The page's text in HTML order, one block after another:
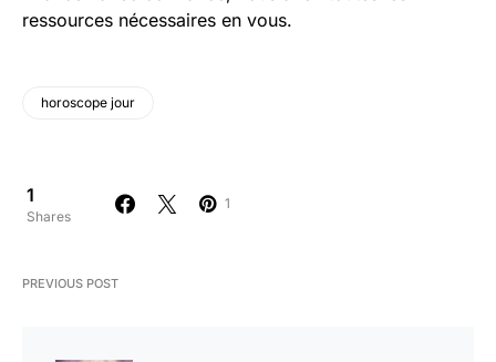
ressources nécessaires en vous.
horoscope jour
1
Shares
1
PREVIOUS POST